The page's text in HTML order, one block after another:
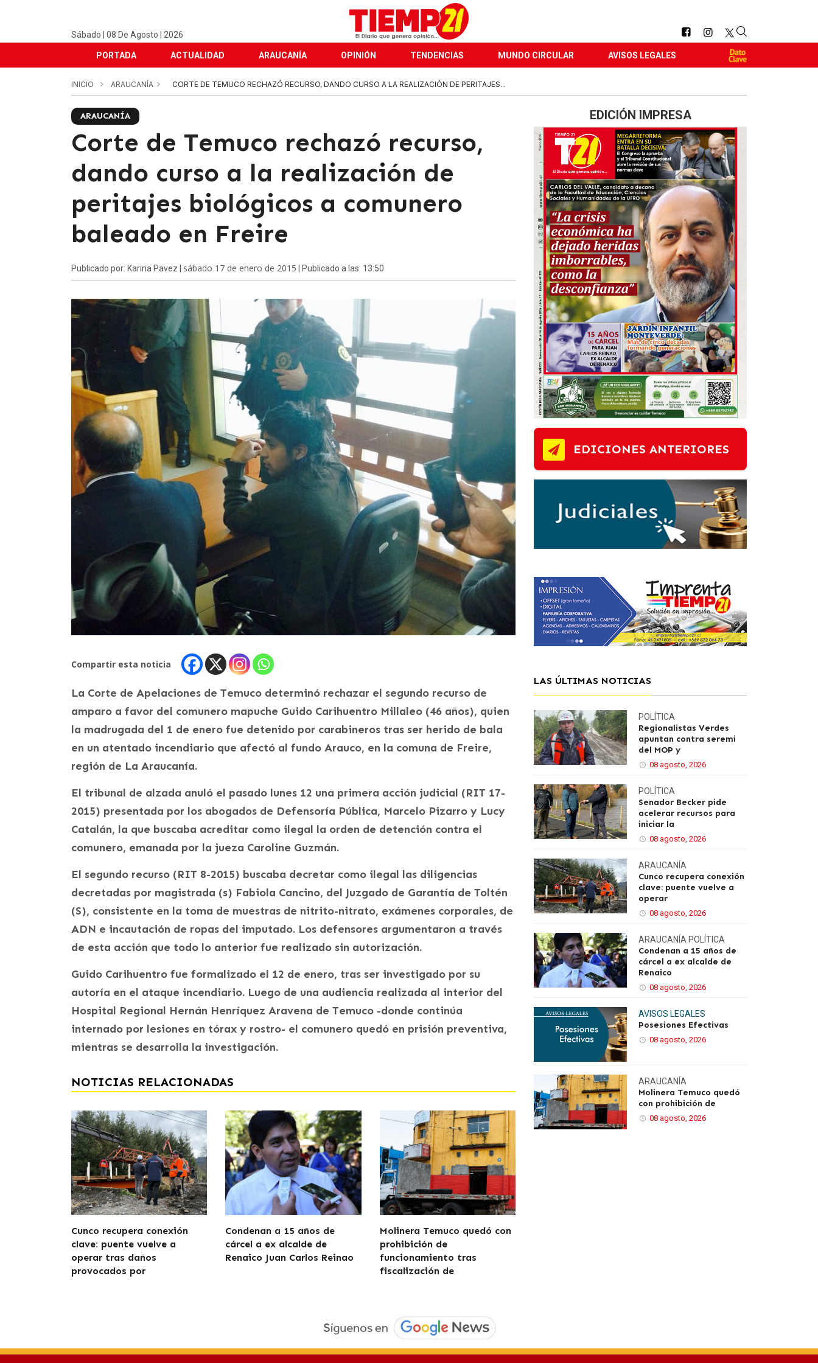
Sábado | 08 De Agosto | 2026
PORTADA ACTUALIDAD ARAUCANÍA OPINIÓN TENDENCIAS MUNDO CIRCULAR AVISOS LEGALES
INICIO ARAUCANÍA CORTE DE TEMUCO RECHAZÓ RECURSO, DANDO CURSO A LA REALIZACIÓN DE PERITAJES...
ARAUCANÍA
Corte de Temuco rechazó recurso,
dando curso a la realización de
peritajes biológicos a comunero
baleado en Freire
Publicado por: Karina Pavez | sábado 17 de enero de 2015 | Publicado a las: 13:50
Compartir esta noticia
La Corte de Apelaciones de Temuco determinó rechazar el segundo recurso de
amparo a favor del comunero mapuche Guido Carihuentro Millaleo (46 años), quien
la madrugada del 1 de enero fue detenido por carabineros tras ser herido de bala
en un atentado incendiario que afectó al fundo Arauco, en la comuna de Freire,
región de La Araucanía.
El tribunal de alzada anuló el pasado lunes 12 una primera acción judicial (RIT 17-
2015) presentada por los abogados de Defensoría Pública, Marcelo Pizarro y Lucy
Catalán, la que buscaba acreditar como ilegal la orden de detención contra el
comunero, emanada por la jueza Caroline Guzmán.
El segundo recurso (RIT 8-2015) buscaba decretar como ilegal las diligencias
decretadas por magistrada (s) Fabiola Cancino, del Juzgado de Garantía de Toltén
(S), consistente en la toma de muestras de nitrito-nitrato, exámenes corporales, de
ADN e incautación de ropas del imputado. Los defensores argumentaron a través
de esta acción que todo lo anterior fue realizado sin autorización.
Guido Carihuentro fue formalizado el 12 de enero, tras ser investigado por su
autoría en el ataque incendiario. Luego de una audiencia realizada al interior del
Hospital Regional Hernán Henríquez Aravena de Temuco -donde continúa
internado por lesiones en tórax y rostro- el comunero quedó en prisión preventiva,
mientras se desarrolla la investigación.
NOTICIAS RELACIONADAS
Cunco recupera conexión
clave: puente vuelve a
operar tras daños
provocados por
Condenan a 15 años de
cárcel a ex alcalde de
Renaico Juan Carlos Reinao
Molinera Temuco quedó con
prohibición de
funcionamiento tras
fiscalización de
EDICIÓN IMPRESA
EDICIONES ANTERIORES
LAS ÚLTIMAS NOTICIAS
POLÍTICA
Regionalistas Verdes
apuntan contra seremi
del MOP y
08 agosto, 2026
POLÍTICA
Senador Becker pide
acelerar recursos para
iniciar la
08 agosto, 2026
ARAUCANÍA
Cunco recupera conexión
clave: puente vuelve a
operar
08 agosto, 2026
ARAUCANÍA POLÍTICA
Condenan a 15 años de
cárcel a ex alcalde de
Renaico
08 agosto, 2026
AVISOS LEGALES
Posesiones Efectivas
08 agosto, 2026
ARAUCANÍA
Molinera Temuco quedó
con prohibición de
08 agosto, 2026